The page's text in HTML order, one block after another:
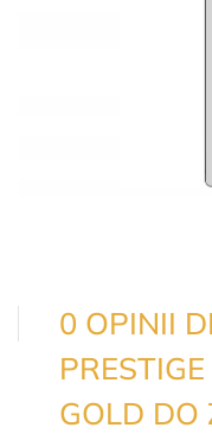
0 OPINII
GOLD DO